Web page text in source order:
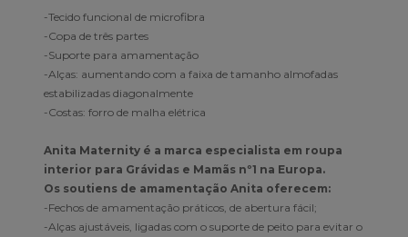
-Tecido funcional de microfibra
-Copa de três partes
-Suporte para amamentação
-Alças: aumentando com a faixa de tamanho almofadas
estabilizadas diagonalmente
-Costas: forro de malha elétrica
Anita Maternity é a marca especialista em roupa
interior para Grávidas e Mamãs nº1 na Europa.
Os soutiens de amamentação Anita oferecem:
-Fechos de amamentação práticos, de abertura fácil;
-Alças ajustáveis, ligadas com o suporte de peito para evitar o